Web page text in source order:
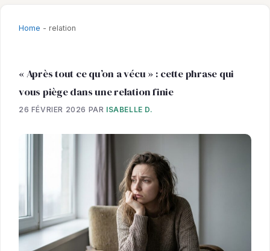
Home - relation
« Après tout ce qu’on a vécu » : cette phrase qui
vous piège dans une relation finie
26 FÉVRIER 2026 PAR ISABELLE D.